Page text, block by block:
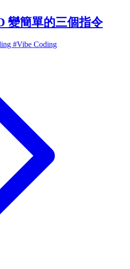
變簡單的三個指令
#Vibe Coding